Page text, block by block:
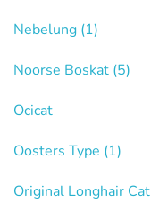
Nebelung (1)
Noorse Boskat (5)
Ocicat
Oosters Type (1)
Original Longhair Cat